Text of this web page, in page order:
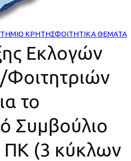
ΚΡΗΤΗΣΦΟΙΤΗΤΙΚΑ ΘΕΜΑΤΑ
Εκλογών
το
Συμβούλιο
ΠΚ (3 κύκλων